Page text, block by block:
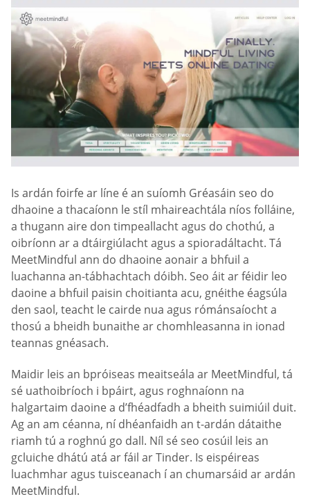
Is ardán foirfe ar líne é an suíomh Gréasáin seo do
dhaoine a thacaíonn le stíl mhaireachtála níos folláine,
a thugann aire don timpeallacht agus do chothú, a
oibríonn ar a dtáirgiúlacht agus a spioradáltacht. Tá
MeetMindful ann do dhaoine aonair a bhfuil a
luachanna an-tábhachtach dóibh. Seo áit ar féidir leo
daoine a bhfuil paisin choitianta acu, gnéithe éagsúla
den saol, teacht le cairde nua agus rómánsaíocht a
thosú a bheidh bunaithe ar chomhleasanna in ionad
teannas gnéasach.
Maidir leis an bpróiseas meaitseála ar MeetMindful, tá
sé uathoibríoch i bpáirt, agus roghnaíonn na
halgartaim daoine a d’fhéadfadh a bheith suimiúil duit.
Ag an am céanna, ní dhéanfaidh an t-ardán dátaithe
riamh tú a roghnú go dall. Níl sé seo cosúil leis an
gcluiche dhátú atá ar fáil ar Tinder. Is eispéireas
luachmhar agus tuisceanach í an chumarsáid ar ardán
MeetMindful.